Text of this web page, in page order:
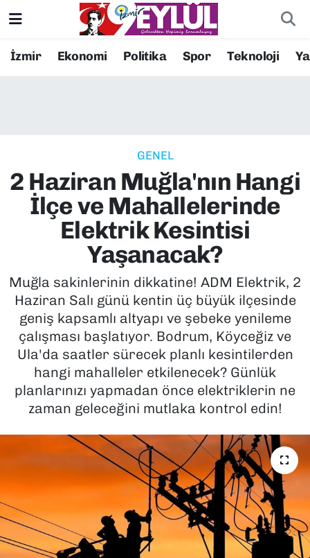
İzmir Ekonomi Politika Spor Teknoloji
GENEL
2 Haziran Muğla'nın Hangi
İlçe ve Mahallelerinde
Elektrik Kesintisi
Yaşanacak?
Muğla sakinlerinin dikkatine! ADM Elektrik, 2
Haziran Salı günü kentin üç büyük ilçesinde
geniş kapsamlı altyapı ve şebeke yenileme
çalışması başlatıyor. Bodrum, Köyceğiz ve
Ula'da saatler sürecek planlı kesintilerden
hangi mahalleler etkilenecek? Günlük
planlarınızı yapmadan önce elektriklerin ne
zaman geleceğini mutlaka kontrol edin!
Resmi İlanlar
EKONOMİ
KÜLTÜR SANAT
MAGAZİN
POLİTİKA
SAĞLIK
SPOR
TEKNOLOJİ
YAŞAM
YEREL YÖNETİMLER
Konak Nöbetçi Eczaneler
Süper Lig Puan Durumu ve Fikstür
Tüm Manşetler
Son Dakika Haberleri
Haber Arşivi